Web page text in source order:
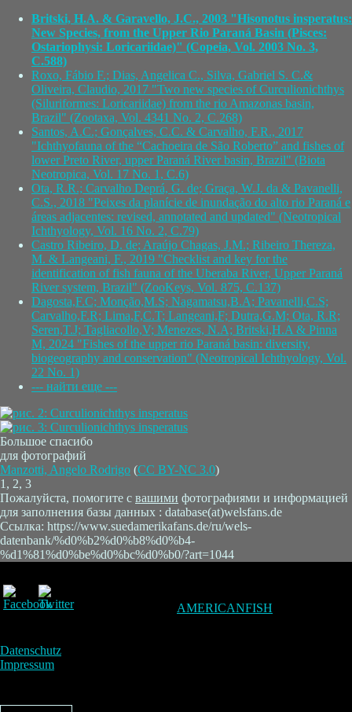
Britski, H.A. & Garavello, J.C., 2003 "Hisonotus insperatus:
New Species, from the Upper Rio Paraná Basin (Pisces:
Ostariophysi: Loricariidae)" (Copeia, Vol. 2003 No. 3,
C.588)
Roxo, Fábio F.; Dias, Angelica C., Silva, Gabriel S. C.&
Oliveira, Claudio, 2017 "Two new species of Curculionichthys
(Siluriformes: Loricariidae) from the rio Amazonas basin,
Brazil" (Zootaxa, Vol. 4341 No. 2, C.268)
Santos, A.C.; Gonçalves, C.C. & Carvalho, F.R., 2017
"Ichthyofauna of the “Cachoeira de São Roberto” and fishes of
lower Preto River, upper Paraná River basin, Brazil" (Biota
Neotropica, Vol. 17 No. 1, C.6)
Ota, R.R.; Carvalho Deprá, G. de; Graça, W.J. da & Pavanelli,
C.S., 2018 "Peixes da planície de inundação do alto rio Paraná e
áreas adjacentes: revised, annotated and updated" (Neotropical
Ichthyology, Vol. 16 No. 2, C.79)
Castro Ribeiro, D. de; Araújo Chagas, J.M.; Ribeiro Thereza,
M. & Langeani, F., 2019 "Checklist and key for the
identification of fish fauna of the Uberaba River, Upper Paraná
River system, Brazil" (ZooKeys, Vol. 875, C.137)
Dagosta,F.C; Monção,M.S; Nagamatsu,B.A; Pavanelli,C.S;
Carvalho,F.R; Lima,F,C.T; Langeani,F; Dutra,G.M; Ota, R.R;
Seren,T.J; Tagliacollo,V; Menezes, N.A; Britski,H.A & Pinna
M, 2024 "Fishes of the upper rio Paraná basin: diversity,
biogeography and conservation" (Neotropical Ichthyology, Vol.
22 No. 1)
--- найти еще ---
Большое спасибо
для фотографий
Manzotti, Angelo Rodrigo (CC BY-NC 3.0)
1, 2, 3
Пожалуйста, помогите с вашими фотографиями и информацией
для заполнения базы данных : database(at)welsfans.de
Ссылка: https://www.suedamerikafans.de/ru/wels-
datenbank/%d0%b2%d0%b8%d0%b4-
%d1%81%d0%be%d0%bc%d0%b0/?art=1044
AMERICANFISH
Datenschutz
Impressum